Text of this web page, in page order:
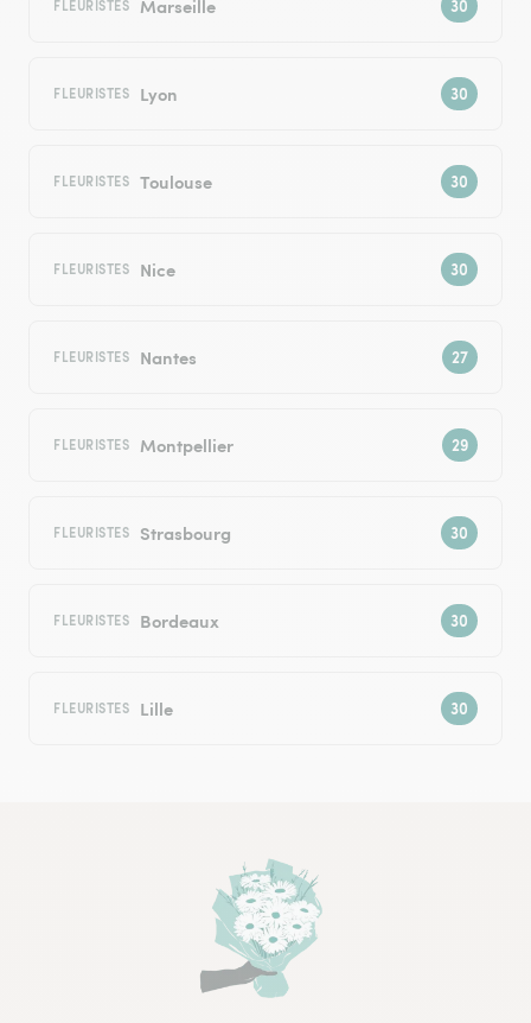
FLEURISTES Marseille
FLEURISTES Lyon
FLEURISTES Toulouse
FLEURISTES Nice
FLEURISTES Nantes
FLEURISTES Montpellier
FLEURISTES Strasbourg
FLEURISTES Bordeaux
FLEURISTES Lille